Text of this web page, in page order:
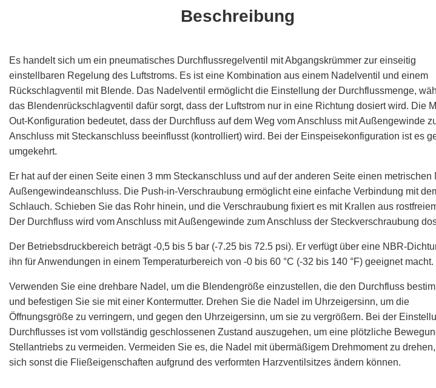
Beschreibung
Es handelt sich um ein pneumatisches Durchflussregelventil mit Abgangskrümmer zur einseitig
einstellbaren Regelung des Luftstroms. Es ist eine Kombination aus einem Nadelventil und einem
Rückschlagventil mit Blende. Das Nadelventil ermöglicht die Einstellung der Durchflussmenge,
das Blendenrückschlagventil dafür sorgt, dass der Luftstrom nur in eine Richtung dosiert wird. Die
Out-Konfiguration bedeutet, dass der Durchfluss auf dem Weg vom Anschluss mit Außengewinde
Anschluss mit Steckanschluss beeinflusst (kontrolliert) wird. Bei der Einspeisekonfiguration ist es
umgekehrt.
Er hat auf der einen Seite einen 3 mm Steckanschluss und auf der anderen Seite einen metrischen
Außengewindeanschluss. Die Push-in-Verschraubung ermöglicht eine einfache Verbindung mit
Schlauch. Schieben Sie das Rohr hinein, und die Verschraubung fixiert es mit Krallen aus
Der Durchfluss wird vom Anschluss mit Außengewinde zum Anschluss der Steckverschraubung
Der Betriebsdruckbereich beträgt -0,5 bis 5 bar (-7.25 bis 72.5 psi). Er verfügt über eine NBR-
ihn für Anwendungen in einem Temperaturbereich von -0 bis 60 °C (-32 bis 140 °F) geeignet macht.
Verwenden Sie eine drehbare Nadel, um die Blendengröße einzustellen, die den Durchfluss
und befestigen Sie sie mit einer Kontermutter. Drehen Sie die Nadel im Uhrzeigersinn, um die
Öffnungsgröße zu verringern, und gegen den Uhrzeigersinn, um sie zu vergrößern. Bei der
Durchflusses ist vom vollständig geschlossenen Zustand auszugehen, um eine plötzliche
Stellantriebs zu vermeiden. Vermeiden Sie es, die Nadel mit übermäßigem Drehmoment zu
sich sonst die Fließeigenschaften aufgrund des verformten Harzventilsitzes ändern können.